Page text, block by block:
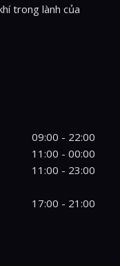
trong lành của
09:00 - 22:00
11:00 - 00:00
11:00 - 23:00
17:00 - 21:00